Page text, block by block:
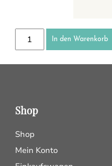
Gutscheine Menge
In den Warenkorb
Shop
Shop
Mein Konto